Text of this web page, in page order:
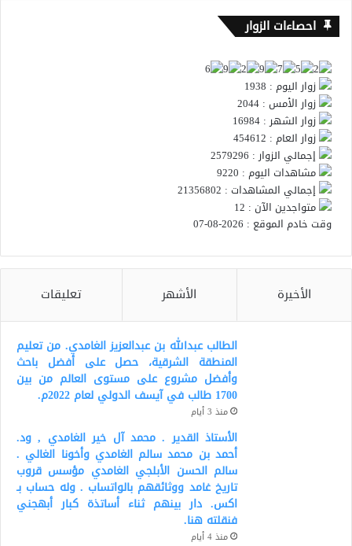
احصاءات الزوار
زوار اليوم : 1938
زوار الأمس : 2044
زوار الشهر : 16984
زوار العام : 454612
إجمالي الزوار : 2579296
مشاهدات اليوم : 9220
إجمالي المشاهدات : 21356802
متواجدين الآن : 12
وقت خادم الموقع : 2026-08-07
الأخيرة الأشهر تعليقات
الطالب عبدالله بن عبدالعزيز الغامدي. من تعليم
المنطقة الشرقية، حصل على أفضل باحث
وأفضل مشروع على مستوى العالم من بين
1700 طالب في آيسف الدولي لعام 2022م.
منذ 3 أيام
الأستاذ القدير . محمد آل خير الغامدي , ود.
أحمد بن محمد سالم الغامدي وأخونا الغالي .
سالم الحسن الأبلجي الغامدي مؤسس قروب
تاريخ غامد ووثائقهم بالواتساب . وله حساب بـ
اكس. دار بينهم ثناء أساتذة كبار أبهجني
فنقلته هنا.
منذ 4 أيام